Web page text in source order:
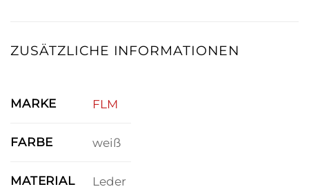
ZUSÄTZLICHE INFORMATIONEN
MARKE FLM
FARBE weiß
MATERIAL Leder